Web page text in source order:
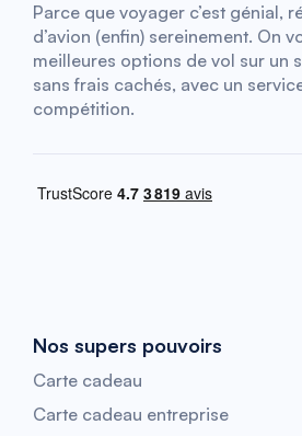
Parce que voyager c’est génial,
d’avion (enfin) sereinement. On
meilleures options de vol sur un
sans frais cachés, avec un
compétition.
Nos supers pouvoirs
Carte cadeau
Carte cadeau entreprise